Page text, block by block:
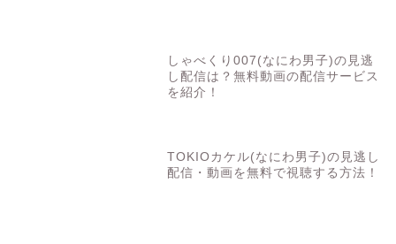
しゃべくり007(なにわ男子)の見逃
し配信は？無料動画の配信サービス
を紹介！
TOKIOカケル(なにわ男子)の見逃し
配信・動画を無料で視聴する方法！